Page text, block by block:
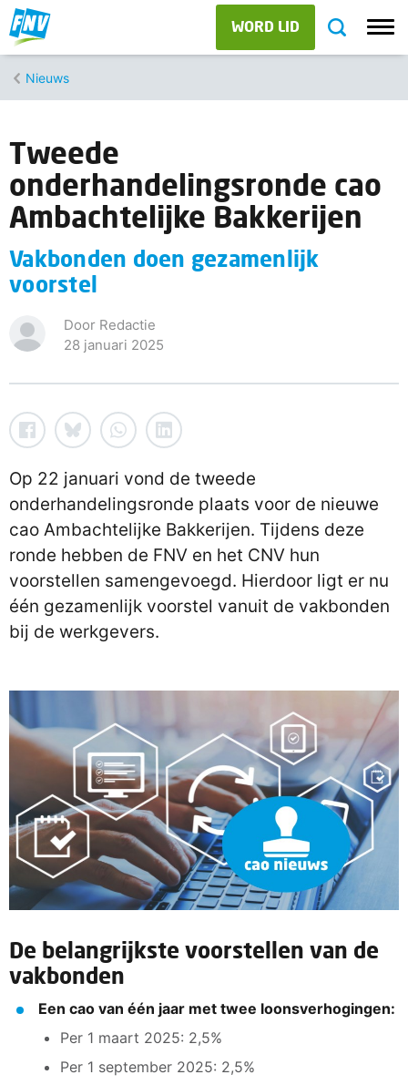
WORD LID
Nieuws
Tweede
onderhandelingsronde cao
Ambachtelijke Bakkerijen
Vakbonden doen gezamenlijk
voorstel
Door Redactie
28 januari 2025
Op 22 januari vond de tweede
onderhandelingsronde plaats voor de nieuwe
cao Ambachtelijke Bakkerijen. Tijdens deze
ronde hebben de FNV en het CNV hun
voorstellen samengevoegd. Hierdoor ligt er nu
één gezamenlijk voorstel vanuit de vakbonden
bij de werkgevers.
De belangrijkste voorstellen van de
vakbonden
Een cao van één jaar met twee loonsverhogingen:
Per 1 maart 2025: 2,5%
Per 1 september 2025: 2,5%